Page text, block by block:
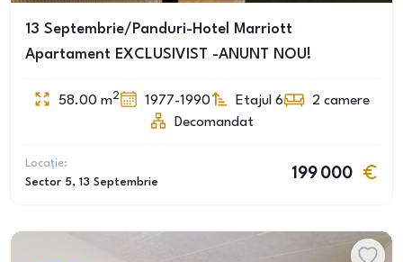
13 Septembrie/Panduri-Hotel Marriott
Apartament EXCLUSIVIST -ANUNT NOU!
58.00 m2 1977-1990 Etajul 6 2 camere
Decomandat
Locație:
Sector 5, 13 Septembrie
199 000